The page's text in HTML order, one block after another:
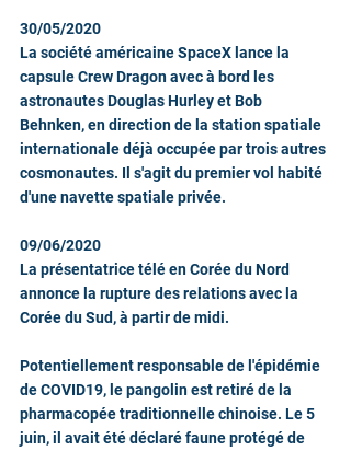
30/05/2020
La société américaine SpaceX lance la
capsule Crew Dragon avec à bord les
astronautes Douglas Hurley et Bob
Behnken, en direction de la station spatiale
internationale déjà occupée par trois autres
cosmonautes. Il s'agit du premier vol habité
d'une navette spatiale privée.
09/06/2020
La présentatrice télé en Corée du Nord
annonce la rupture des relations avec la
Corée du Sud, à partir de midi.
Potentiellement responsable de l'épidémie
de COVID19, le pangolin est retiré de la
pharmacopée traditionnelle chinoise. Le 5
juin, il avait été déclaré faune protégé de